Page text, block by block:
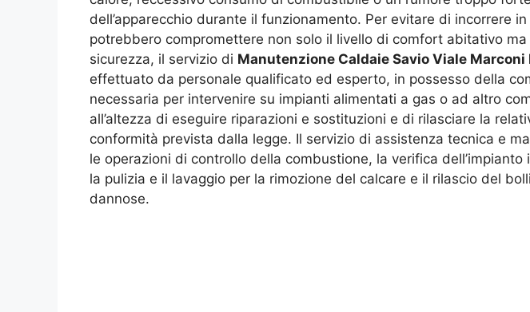
dell’apparecchio durante il funzionamento. Per evitare di incorrere
potrebbero compromettere non solo il livello di comfort abitativo ma
sicurezza, il servizio di Manutenzione Caldaie Savio Viale Marconi
effettuato da personale qualificato ed esperto, in possesso della
necessaria per intervenire su impianti alimentati a gas o ad altro
all’altezza di eseguire riparazioni e sostituzioni e di rilasciare la
conformità prevista dalla legge. Il servizio di assistenza tecnica e
le operazioni di controllo della combustione, la verifica
la pulizia e il lavaggio per la rimozione del calcare e il rilascio del
dannose.